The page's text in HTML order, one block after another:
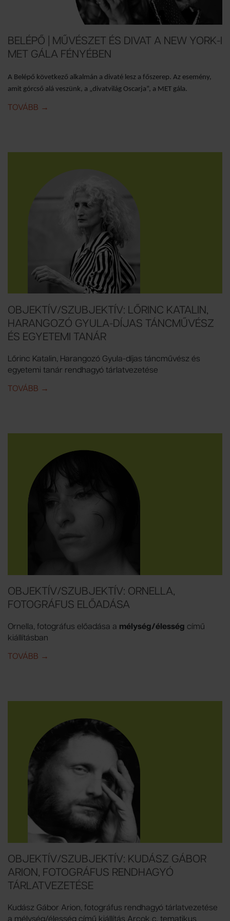
BELÉPŐ | MŰVÉSZET ÉS DIVAT A NEW YORK-I
MET GÁLA FÉNYÉBEN
A Belépő következő alkalmán a divaté lesz a főszerep. Az esemény,
amit górcső alá veszünk, a „divatvilág Oscarja”, a MET gála.
TOVÁBB IDE: BELÉPŐ | MŰVÉSZET ÉS DIVAT A NEW YORK-I
→
OBJEKTÍV/SZUBJEKTÍV: LŐRINC KATALIN,
HARANGOZÓ GYULA-DÍJAS TÁNCMŰVÉSZ
ÉS EGYETEMI TANÁR
Lőrinc Katalin, Harangozó Gyula-díjas táncművész és
egyetemi tanár rendhagyó tárlatvezetése
TOVÁBB IDE: OBJEKTÍV/SZUBJEKTÍV: LŐRINC KATALIN,
→
OBJEKTÍV/SZUBJEKTÍV: ORNELLA,
FOTOGRÁFUS ELŐADÁSA
Ornella, fotográfus előadása a mélység/élesség című
kiállításban
TOVÁBB IDE: OBJEKTÍV/SZUBJEKTÍV: ORNELLA,
→
OBJEKTÍV/SZUBJEKTÍV: KUDÁSZ GÁBOR
ARION, FOTOGRÁFUS RENDHAGYÓ
TÁRLATVEZETÉSE
Kudász Gábor Arion, fotográfus rendhagyó tárlatvezetése